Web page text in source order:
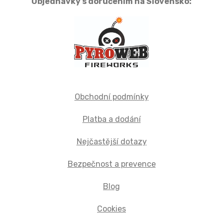
Obchodní podmínky
Platba a dodání
Nejčastější dotazy
Bezpečnost a prevence
Blog
Cookies